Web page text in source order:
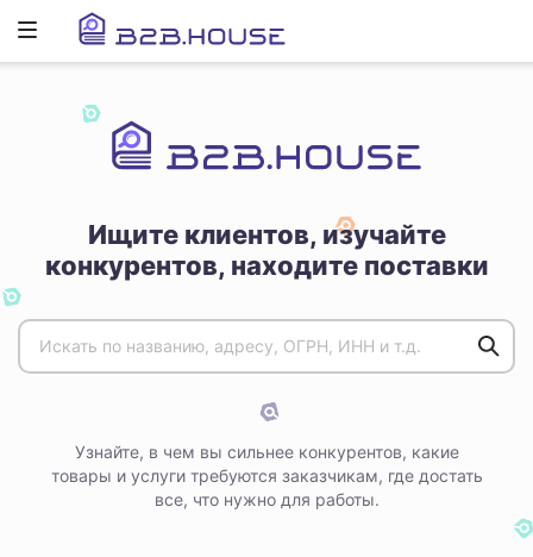
Развернуть
Ищите клиентов, изучайте
конкурентов, находите поставки
Узнайте, в чем вы сильнее конкурентов, какие
товары и услуги требуются заказчикам, где достать
все, что нужно для работы.